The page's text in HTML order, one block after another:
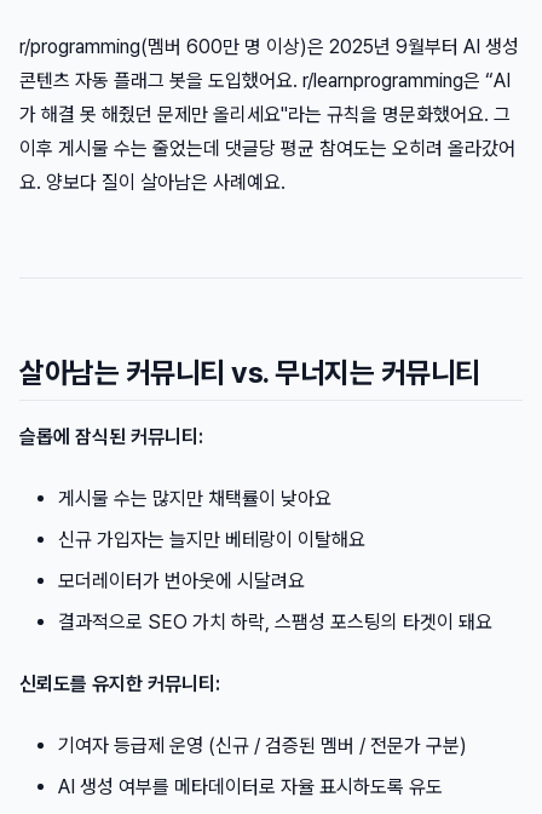
r/programming(멤버 600만 명 이상)은 2025년 9월부터 AI 생성
콘텐츠 자동 플래그 봇을 도입했어요. r/learnprogramming은 “AI
가 해결 못 해줬던 문제만 올리세요"라는 규칙을 명문화했어요. 그
이후 게시물 수는 줄었는데 댓글당 평균 참여도는 오히려 올라갔어
요. 양보다 질이 살아남은 사례예요.
살아남는 커뮤니티 vs. 무너지는 커뮤니티
슬롭에 잠식된 커뮤니티:
게시물 수는 많지만 채택률이 낮아요
신규 가입자는 늘지만 베테랑이 이탈해요
모더레이터가 번아웃에 시달려요
결과적으로 SEO 가치 하락, 스팸성 포스팅의 타겟이 돼요
신뢰도를 유지한 커뮤니티:
기여자 등급제 운영 (신규 / 검증된 멤버 / 전문가 구분)
AI 생성 여부를 메타데이터로 자율 표시하도록 유도